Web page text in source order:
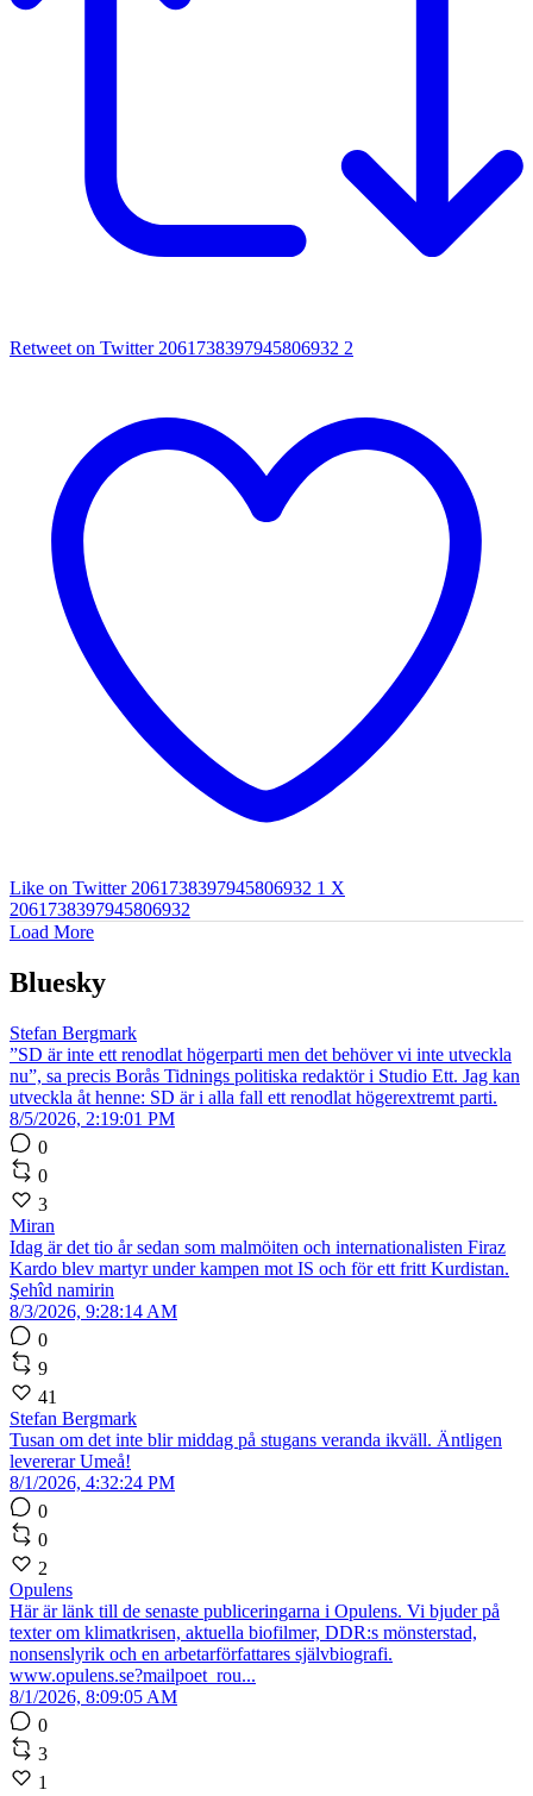
Retweet on Twitter 2061738397945806932 2
Like on Twitter 2061738397945806932 1 X
2061738397945806932
Load More
Bluesky
Stefan Bergmark
”SD är inte ett renodlat högerparti men det behöver vi inte utveckla
nu”, sa precis Borås Tidnings politiska redaktör i Studio Ett. Jag kan
utveckla åt henne: SD är i alla fall ett renodlat högerextremt parti.
8/5/2026, 2:19:01 PM
0
0
3
Miran
Idag är det tio år sedan som malmöiten och internationalisten Firaz
Kardo blev martyr under kampen mot IS och för ett fritt Kurdistan.
Şehîd namirin
8/3/2026, 9:28:14 AM
0
9
41
Stefan Bergmark
Tusan om det inte blir middag på stugans veranda ikväll. Äntligen
levererar Umeå!
8/1/2026, 4:32:24 PM
0
0
2
Opulens
Här är länk till de senaste publiceringarna i Opulens. Vi bjuder på
texter om klimatkrisen, aktuella biofilmer, DDR:s mönsterstad,
nonsenslyrik och en arbetarförfattares självbiografi.
www.opulens.se?mailpoet_rou...
8/1/2026, 8:09:05 AM
0
3
1